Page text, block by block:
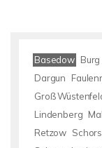
Basedow
Dargun
Groß
Lindenberg
Retzow